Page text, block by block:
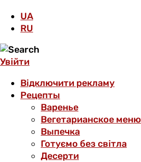
UA
RU
Увійти
Відключити рекламу
Рецепты
Варенье
Вегетарианское меню
Выпечка
Готуємо без світла
Десерти